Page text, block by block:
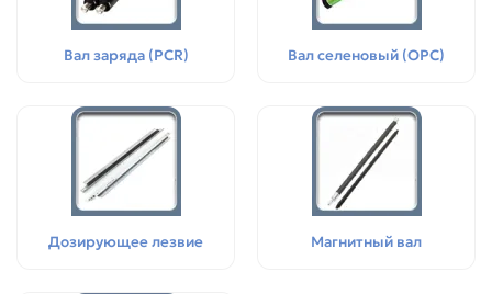
Вал заряда (PCR) Вал селеновый (OPC)
Дозирующее лезвие Магнитный вал